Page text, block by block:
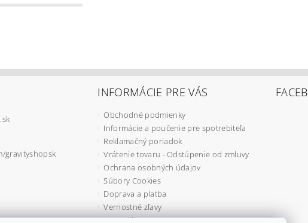
gravityshopsk
INFORMÁCIE PRE VÁS
Obchodné podmienky
Informácie a poučenie pre spotrebiteľa
Reklamačný poriadok
Vrátenie tovaru - Odstúpenie od zmluvy
Ochrana osobných údajov
Súbory Cookies
Doprava a platba
Vernostné zľavy
Formuláre